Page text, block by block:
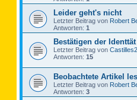
Leider geht's nicht
Letzter Beitrag von Robert
Antworten: 1
Bestätigen der Identtät
Letzter Beitrag von Castilles2
Antworten: 15
Beobachtete Artikel
Letzter Beitrag von Robert
Antworten: 3